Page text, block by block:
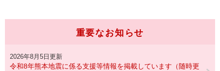
重要なお知らせ
2026年8月5日更新
令和8年熊本地震に係る支援等情報を掲載しています（随時更